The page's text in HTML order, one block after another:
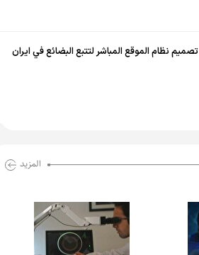
تصميم نظام الموقع المباشر لتتبع البضائع في ايران
المزید